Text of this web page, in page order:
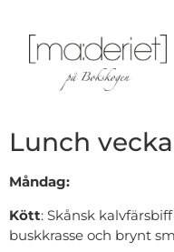
Lunch
Måndag:
Kött: Skånsk
buskkrasse och brynt